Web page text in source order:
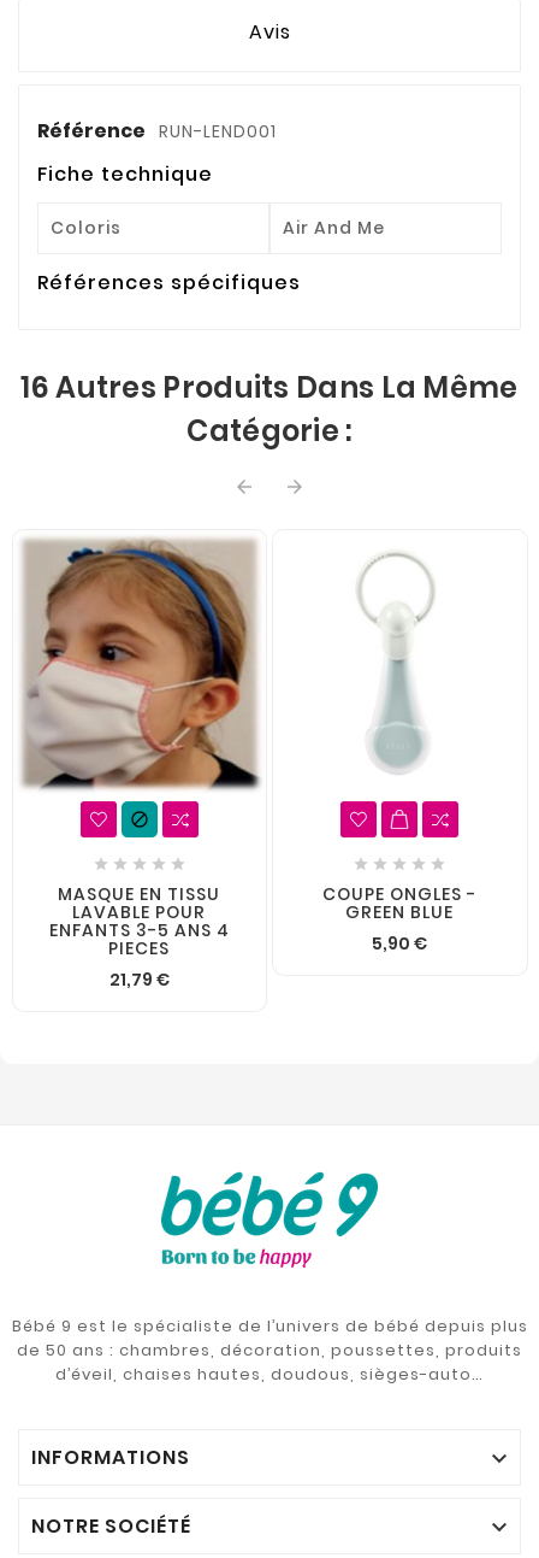
Avis
Référence RUN-LEND001
Fiche technique
Coloris Air And Me
Références spécifiques
16 Autres Produits Dans La Même
Catégorie :
 

    
MASQUE EN TISSU
LAVABLE POUR
ENFANTS 3-5 ANS 4
PIECES
21,79 €
    
COUPE ONGLES -
GREEN BLUE
5,90 €
Bébé 9 est le spécialiste de l’univers de bébé depuis plus
de 50 ans : chambres, décoration, poussettes, produits
d’éveil, chaises hautes, doudous, sièges-auto…
INFORMATIONS 
NOTRE SOCIÉTÉ 